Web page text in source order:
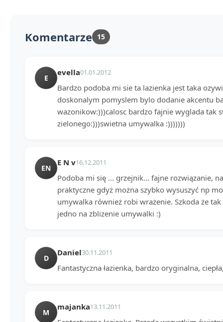
Komentarze 15
E
evella01.01.2012
Bardzo podoba mi sie ta lazienka jest taka
doskonalym pomyslem bylo dodanie akcentu
wazonikow:)))calosc bardzo fajnie wyglada tak
zielonego:)))swietna umywalka :)))))))
EN
E N v16.12.2011
Podoba mi się ... grzejnik... fajne rozwiązanie,
praktyczne gdyż można szybko wysuszyć np
umywalka również robi wrażenie. Szkoda że
jedno na zblizenie umywalki :)
D
Daniel30.11.2011
Fantastyczna łazienka, bardzo oryginalna,
M
majanka13.11.2011